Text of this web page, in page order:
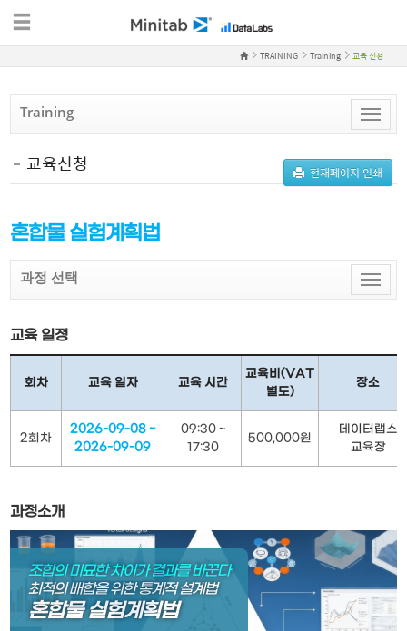
TRAINING Training 교육 신청
Toggle
Training
교육신청 현재페이지 인쇄
혼합물 실험계획법
Toggle
과정 선택
교육 일정
회차 교육 일자 교육 시간
교육비(VAT
별도)
장소
2회차
2026-09-08 ~
2026-09-09
09:30 ~
17:30
500,000원
데이터랩스
교육장
과정소개
조합의 미묘한 차이가 결과를 바꾼다
최적의 배합을 위한 통계적 설계법
혼합물 실험계획법